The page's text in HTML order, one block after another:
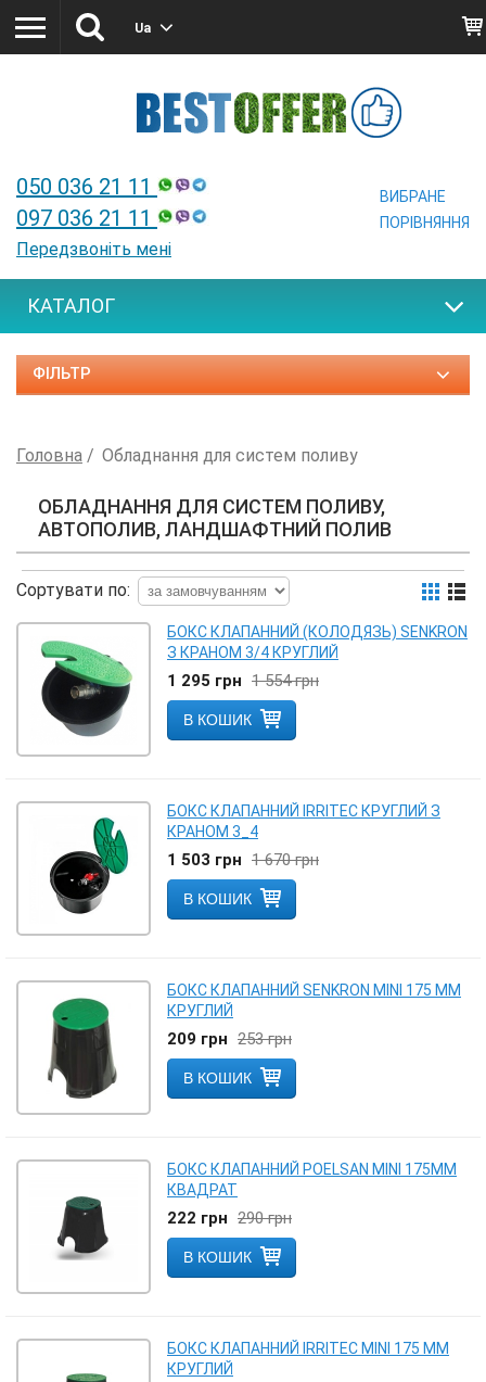
Ua
050 036 21 11
097 036 21 11
Передзвоніть мені
ВИБРАНЕ
ПОРІВНЯННЯ
КАТАЛОГ
ФІЛЬТР
Головна Обладнання для систем поливу
ОБЛАДНАННЯ ДЛЯ СИСТЕМ ПОЛИВУ,
АВТОПОЛИВ, ЛАНДШАФТНИЙ ПОЛИВ
Сортувати по:
БОКС КЛАПАННИЙ (КОЛОДЯЗЬ) SENKRON
З КРАНОМ 3/4 КРУГЛИЙ
1 295 грн 1 554 грн
В КОШИК
БОКС КЛАПАННИЙ IRRITEC КРУГЛИЙ З
КРАНОМ 3_4
1 503 грн 1 670 грн
В КОШИК
БОКС КЛАПАННИЙ SENKRON MINI 175 ММ
КРУГЛИЙ
209 грн 253 грн
В КОШИК
БОКС КЛАПАННИЙ POELSAN MINI 175ММ
КВАДРАТ
222 грн 290 грн
В КОШИК
БОКС КЛАПАННИЙ IRRITEC MINI 175 ММ
КРУГЛИЙ